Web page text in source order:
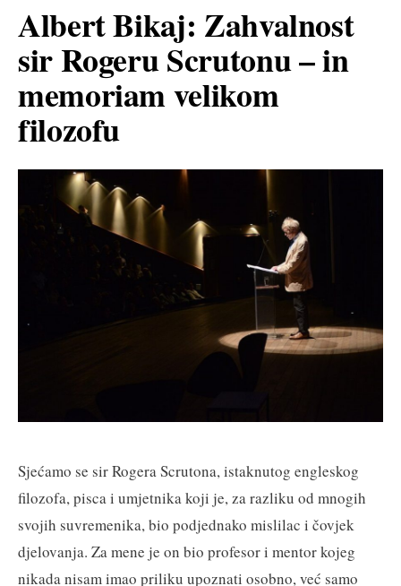
Albert Bikaj: Zahvalnost
sir Rogeru Scrutonu – in
memoriam velikom
filozofu
Sjećamo se sir Rogera Scrutona, istaknutog engleskog
filozofa, pisca i umjetnika koji je, za razliku od mnogih
svojih suvremenika, bio podjednako mislilac i čovjek
djelovanja. Za mene je on bio profesor i mentor kojeg
nikada nisam imao priliku upoznati osobno, već samo